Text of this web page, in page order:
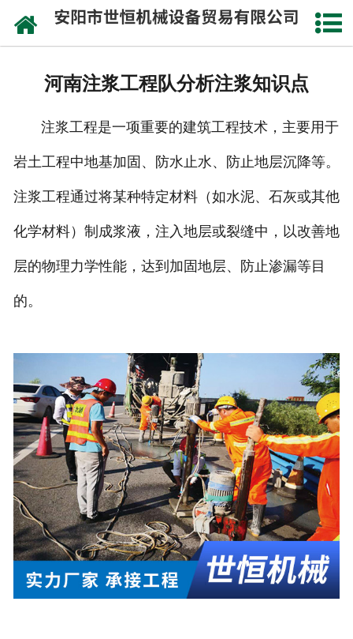
网站首页
施工视频
资讯动态
河南注浆工程队分析注浆知识点
注浆工程是一项重要的建筑工程技术，主要用于
岩土工程中地基加固、防水止水、防止地层沉降等。
注浆工程通过将某种特定材料（如水泥、石灰或其他
化学材料）制成浆液，注入地层或裂缝中，以改善地
层的物理力学性能，达到加固地层、防止渗漏等目
的。